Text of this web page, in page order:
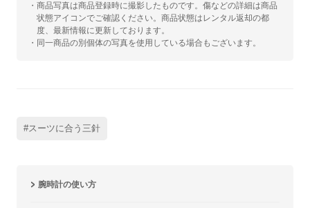
・商品写真は商品登録時に撮影したものです。傷などの詳細は商品
状態アイコンでご確認ください。商品状態はレンタル返却の都
度、最新情報に更新しております。
・同一商品の別個体の写真を使用している場合もございます。
#スーツに合う三針
腕時計の使い方